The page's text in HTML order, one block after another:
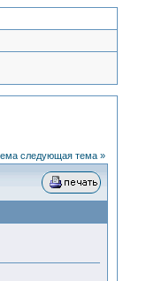
следующая тема »